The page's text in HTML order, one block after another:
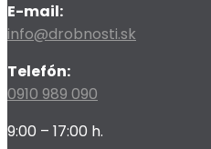
E-mail:
info@drobnosti.sk
Telefón:
0910 989 090
9:00 – 17:00 h.